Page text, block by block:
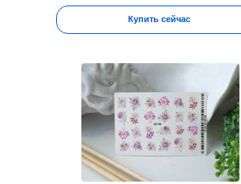
Купить сейчас